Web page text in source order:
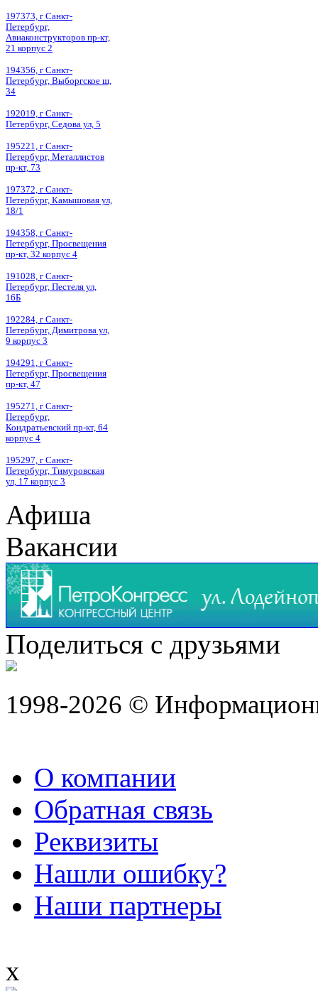
197373, г Санкт-
Петербург,
Авиаконструкторов пр-кт,
21 корпус 2
194356, г Санкт-
Петербург, Выборгское ш,
34
192019, г Санкт-
Петербург, Седова ул, 5
195221, г Санкт-
Петербург, Металлистов
пр-кт, 73
197372, г Санкт-
Петербург, Камышовая ул,
18/1
194358, г Санкт-
Петербург, Просвещения
пр-кт, 32 корпус 4
191028, г Санкт-
Петербург, Пестеля ул,
16Б
192284, г Санкт-
Петербург, Димитрова ул,
9 корпус 3
194291, г Санкт-
Петербург, Просвещения
пр-кт, 47
195271, г Санкт-
Петербург,
Кондратьевский пр-кт, 64
корпус 4
195297, г Санкт-
Петербург, Тимуровская
ул, 17 корпус 3
Афиша
Вакансии
Поделиться с друзьями
1998-2026 ©
О компании
Обратная связь
Реквизиты
Нашли ошибку?
Наши партнеры
x